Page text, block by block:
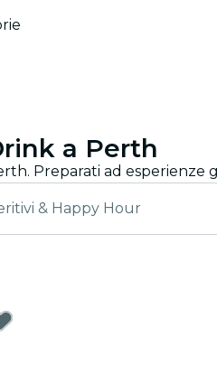
a Perth
Preparati ad
& Happy Hour